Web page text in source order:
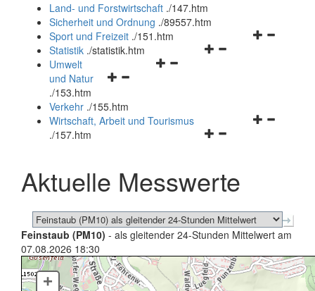
und
schließen
Land- und Forstwirtschaft ./147.htm
Sicherheit und Ordnung ./89557.htm
Navigationsmenü
Sport und Freizeit ./151.htm
Navigationsmenü
Statistik ./statistik.htm
Navigationsmenü
und
schließen
Umwelt
und Natur
./153.htm
Verkehr ./155.htm
Navigationsmenü
schließen
Wirtschaft, Arbeit und Tourismus
./157.htm
Aktuelle Messwerte
Feinstaub (PM10) - als gleitender 24-Stunden Mittelwert am
07.08.2026 18:30
+